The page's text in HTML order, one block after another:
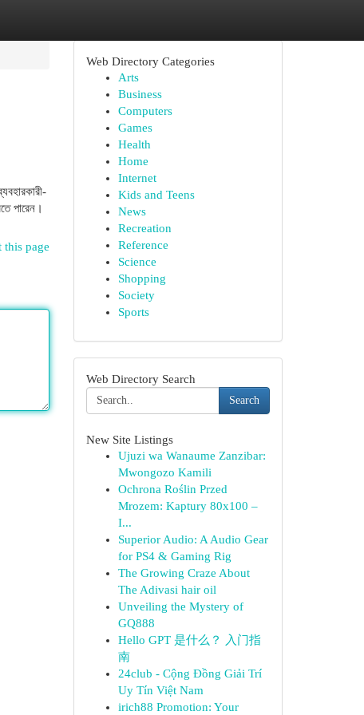
পারেন।
this page
Web Directory Categories
Arts
Business
Computers
Games
Health
Home
Internet
Kids and Teens
News
Recreation
Reference
Science
Shopping
Society
Sports
Web Directory Search
Search
New Site Listings
Ujuzi wa Wanaume Zanzibar:
Mwongozo Kamili
Ochrona Roślin Przed
Mrozem: Kaptury 80x100 –
I...
Superior Audio: A Audio Gear
for PS4 & Gaming Rig
The Growing Craze About
The Adivasi hair oil
Unveiling the Mystery of
GQ888
Hello GPT 是什么？ 入门指
南
24club - Cộng Đồng Giải Trí
Uy Tín Việt Nam
irich88 Promotion: Your